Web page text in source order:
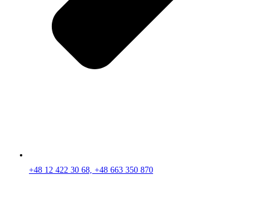
+48 12 422 30 68, +48 663 350 870